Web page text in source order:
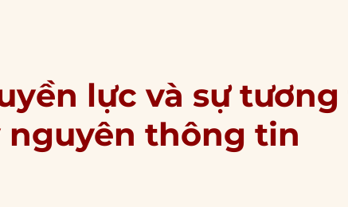
lực và sự
thông tin